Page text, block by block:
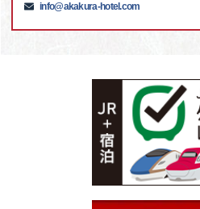
info@akakura-hotel.com